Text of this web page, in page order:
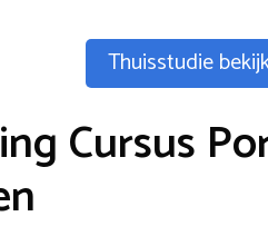
Thuisstudie
Cursus